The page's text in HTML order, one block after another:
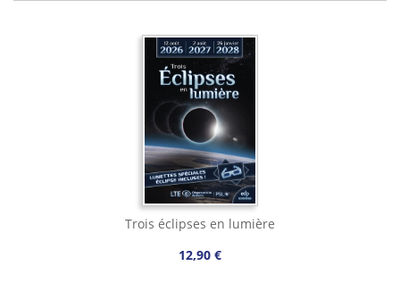
Trois éclipses en lumière
12,90 €